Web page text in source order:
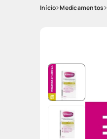
Medicamentos